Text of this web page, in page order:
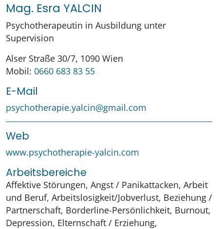
Mag. Esra YALCIN
Psychotherapeutin in Ausbildung unter
Supervision
Alser Straße 30/7, 1090 Wien
Mobil: 0660 683 83 55
E-Mail
psychotherapie.yalcin@gmail.com
Web
www.psychotherapie-yalcin.com
Arbeitsbereiche
Affektive Störungen, Angst / Panikattacken, Arbeit
und Beruf, Arbeitslosigkeit/Jobverlust, Beziehung /
Partnerschaft, Borderline-Persönlichkeit, Burnout,
Depression, Elternschaft / Erziehung,